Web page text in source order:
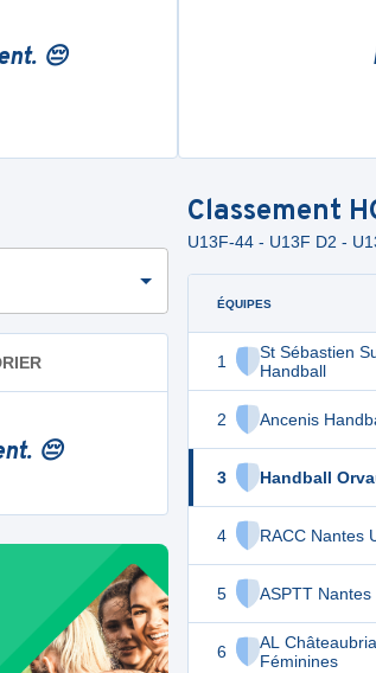
😔
😔
Classement
U13F-44 - U13F D2 -
ÉQUIPES
1
St Sébastien
Handball
2 Ancenis
3 Handball
4 RACC Nantes
5 ASPTT Nantes
6
AL
Féminines